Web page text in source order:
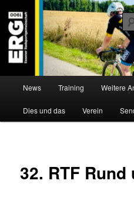
Inhalt
wechseln
ERG 1900 e.V
Willkommen bei der Essener
News Training Weitere
Dies und das Verein
32. RTF